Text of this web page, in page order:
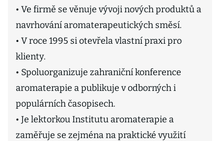
• Ve firmě se věnuje vývoji nových produktů a
navrhování aromaterapeutických směsí.
• V roce 1995 si otevřela vlastní praxi pro
klienty.
• Spoluorganizuje zahraniční konference
aromaterapie a publikuje v odborných i
populárních časopisech.
• Je lektorkou Institutu aromaterapie a
zaměřuje se zejména na praktické využití